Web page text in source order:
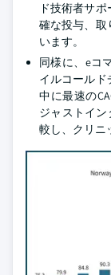
ド技術者サ
確な投与、取
います。
同様に、eコ
イルコールド
中に最速の
ジャストイン
較し、クリニ